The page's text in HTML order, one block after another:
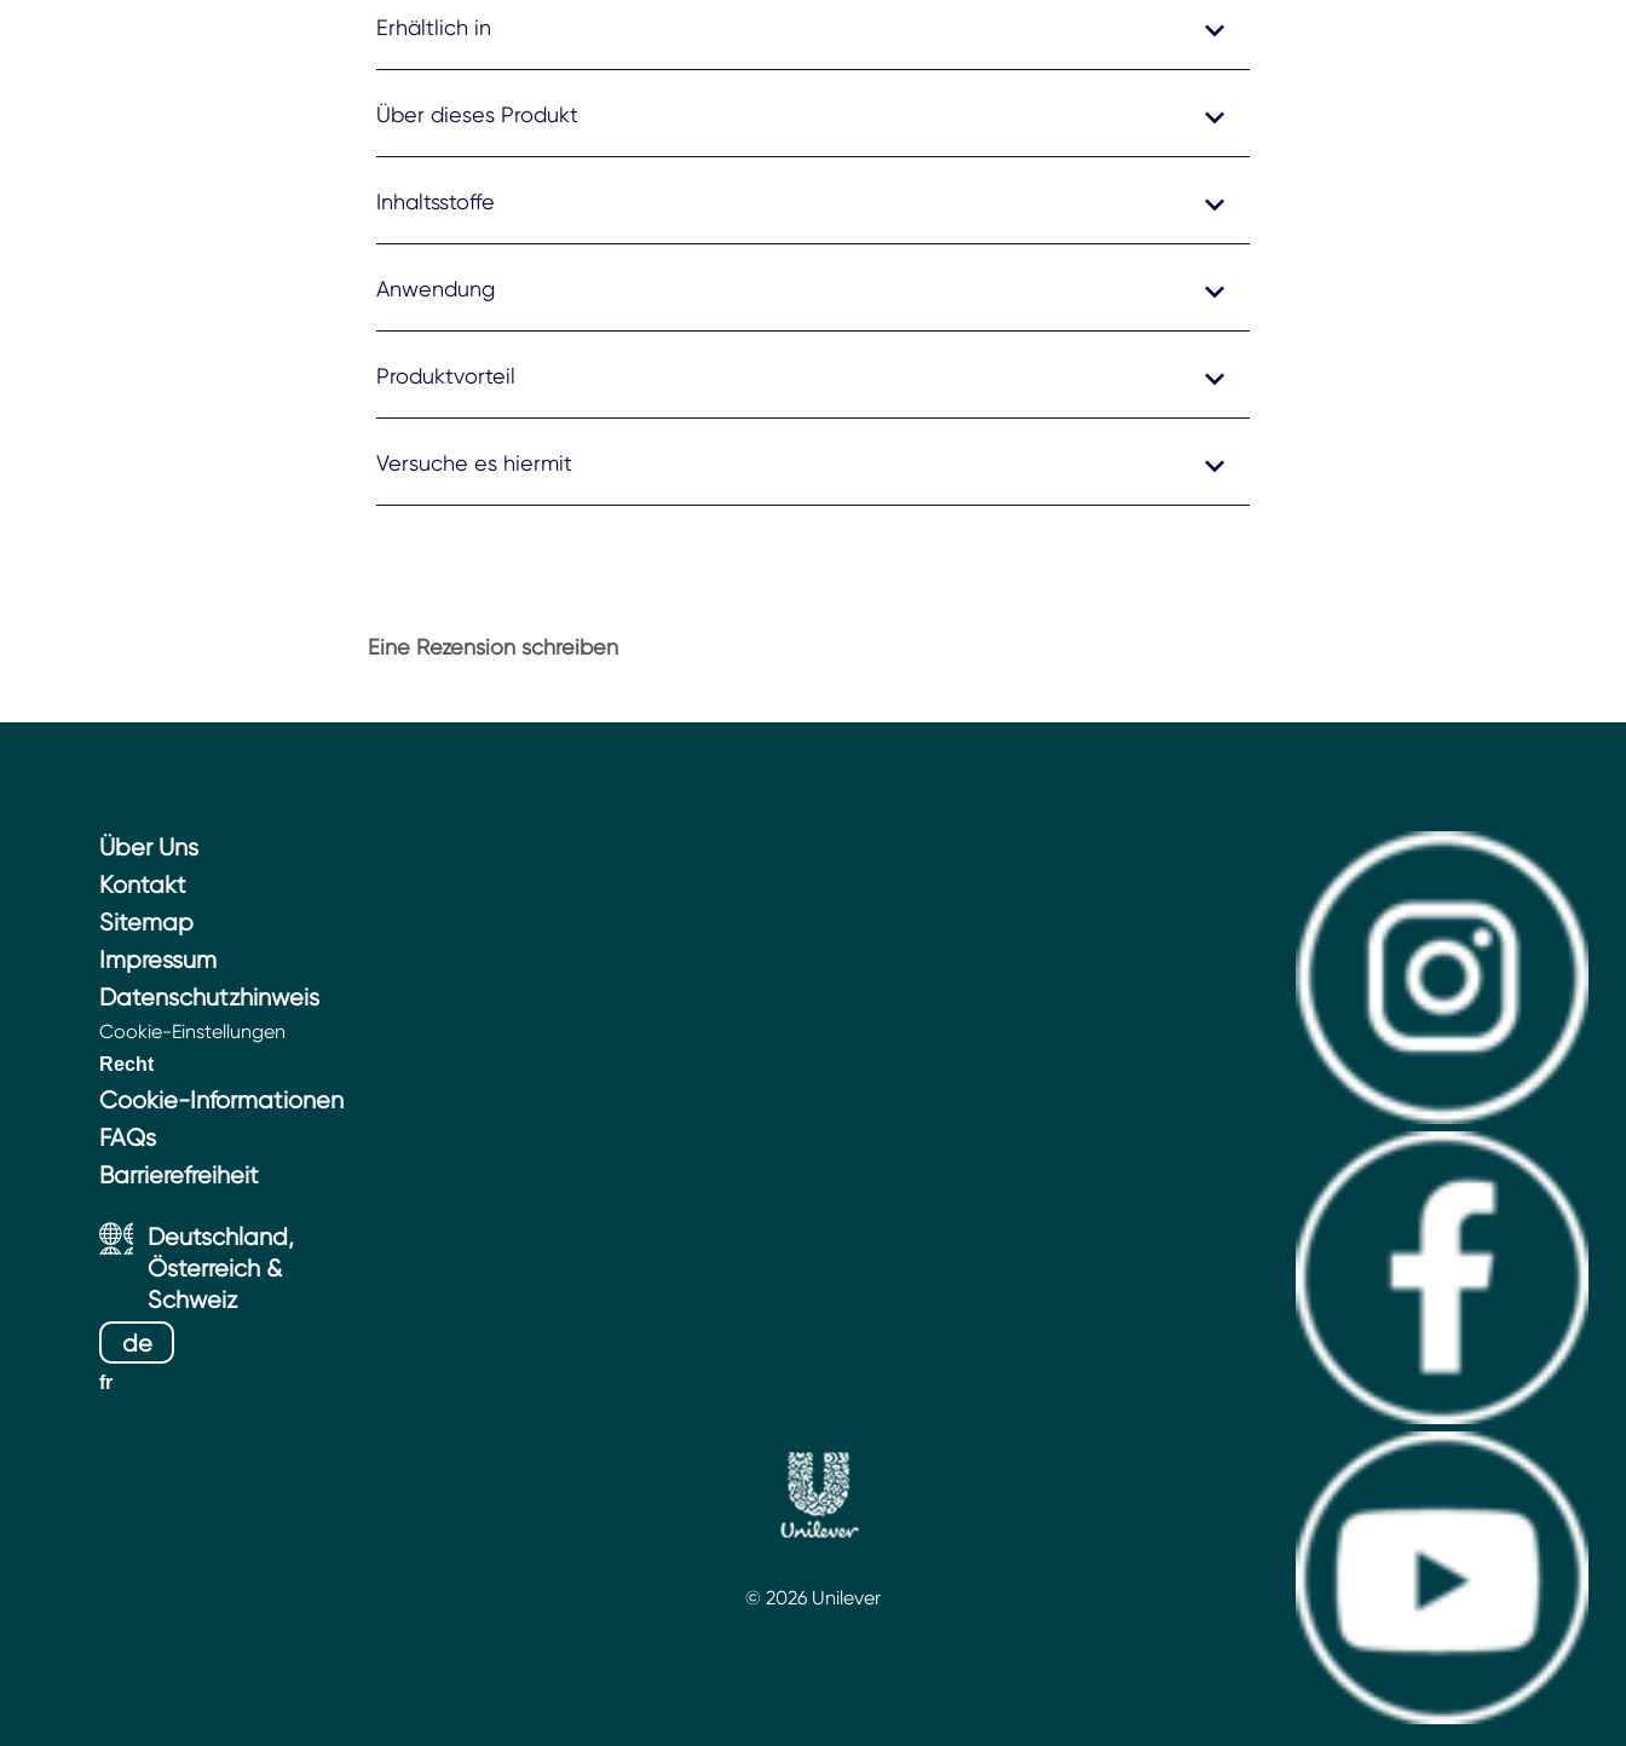
Erhältlich in
Über dieses Produkt
Inhaltsstoffe
Anwendung
Produktvorteil
Versuche es hiermit
Eine Rezension schreiben
Über Uns
Kontakt
Sitemap
Impressum
Datenschutzhinweis
Cookie-Einstellungen
Recht
Cookie-Informationen
FAQs
Barrierefreiheit
Deutschland,
Österreich &
Schweiz
de
fr
© 2026 Unilever